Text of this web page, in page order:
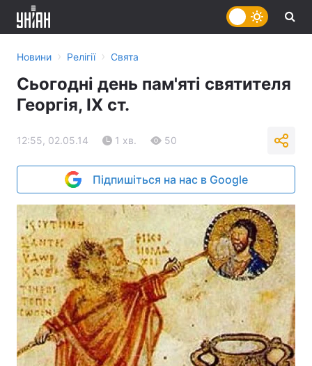
Новини › Релігії › Свята
Сьогодні день пам'яті святителя
Георгія, ІХ ст.
12:55, 02.05.14 1 хв. 50
Підпишіться на нас в Google